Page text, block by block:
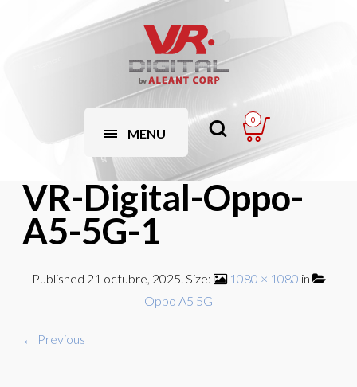
MENU
0
VR-Digital-Oppo-
A5-5G-1
Published 21 octubre, 2025. Size: 1080 × 1080 in
Oppo A5 5G
← Previous